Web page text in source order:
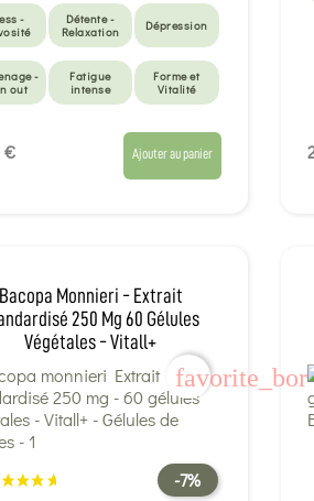
-
Détente -
Relaxation
Dépression
-
out
Fatigue
intense
Forme et
Vitalité
€ Ajouter au panier
Bacopa Monnieri - Extrait
250 Mg 60 Gélules
Végétales - Vitall+
-7%